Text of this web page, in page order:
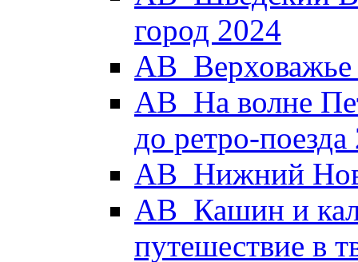
город 2024
АВ_Верховажье
АВ_На волне
до ретро-поезда
АВ_Нижний
АВ_Кашин и
путешествие в